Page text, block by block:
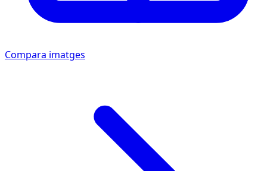
Compara imatges